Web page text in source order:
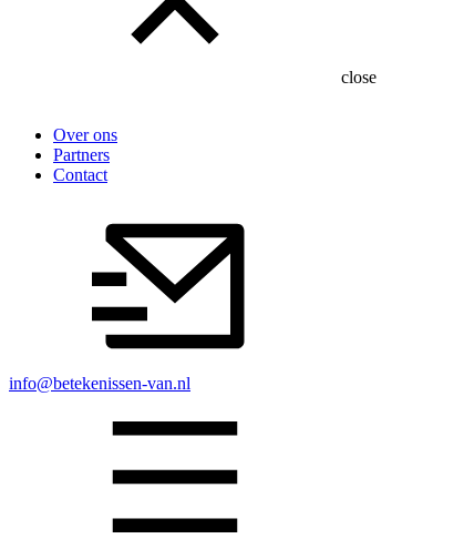
close
Over ons
Partners
Contact
info@betekenissen-van.nl